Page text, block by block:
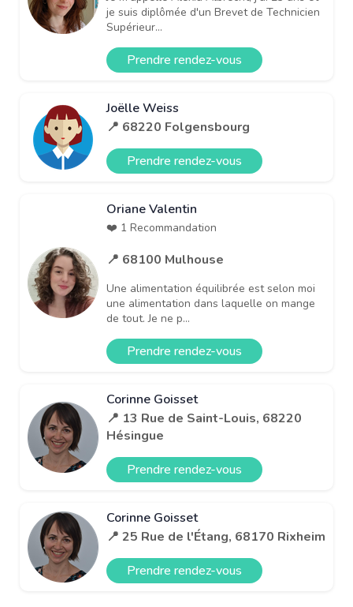
je suis diplômée d'un Brevet de Technicien
Supérieur...
Prendre rendez-vous
Joëlle Weiss
📍 68220 Folgensbourg
Prendre rendez-vous
Oriane Valentin
❤️ 1 Recommandation
📍 68100 Mulhouse
Une alimentation équilibrée est selon moi
une alimentation dans laquelle on mange
de tout. Je ne p...
Prendre rendez-vous
Corinne Goisset
📍 13 Rue de Saint-Louis, 68220
Hésingue
Prendre rendez-vous
Corinne Goisset
📍 25 Rue de l'Étang, 68170 Rixheim
Prendre rendez-vous